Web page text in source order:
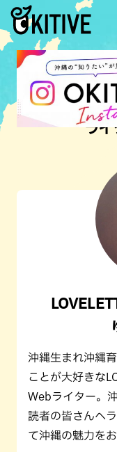
ライ
沖縄生まれ沖縄
ことが大好きな
Webライター。
読者の皆さんへ
て沖縄の魅力をお